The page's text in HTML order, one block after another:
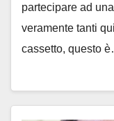
partecipare ad
veramente tanti
cassetto, questo